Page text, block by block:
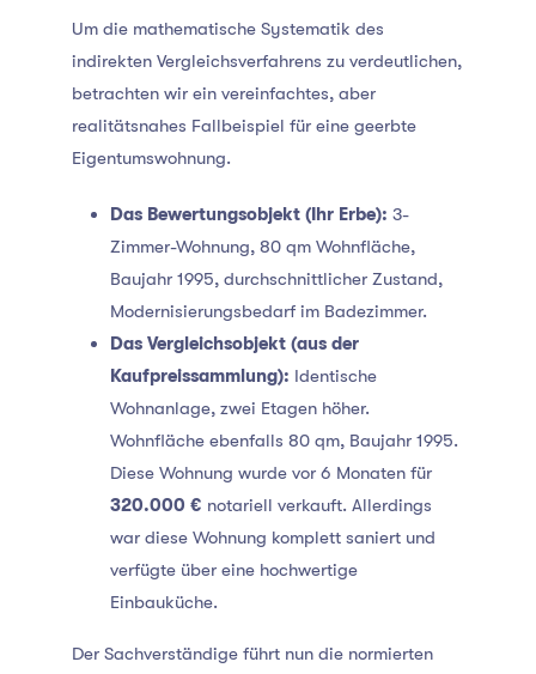
Um die mathematische Systematik des
indirekten Vergleichsverfahrens zu verdeutlichen,
betrachten wir ein vereinfachtes, aber
realitätsnahes Fallbeispiel für eine geerbte
Eigentumswohnung.
Das Bewertungsobjekt (Ihr Erbe): 3-
Zimmer-Wohnung, 80 qm Wohnfläche,
Baujahr 1995, durchschnittlicher Zustand,
Modernisierungsbedarf im Badezimmer.
Das Vergleichsobjekt (aus der
Kaufpreissammlung): Identische
Wohnanlage, zwei Etagen höher.
Wohnfläche ebenfalls 80 qm, Baujahr 1995.
Diese Wohnung wurde vor 6 Monaten für
320.000 € notariell verkauft. Allerdings
war diese Wohnung komplett saniert und
verfügte über eine hochwertige
Einbauküche.
Der Sachverständige führt nun die normierten